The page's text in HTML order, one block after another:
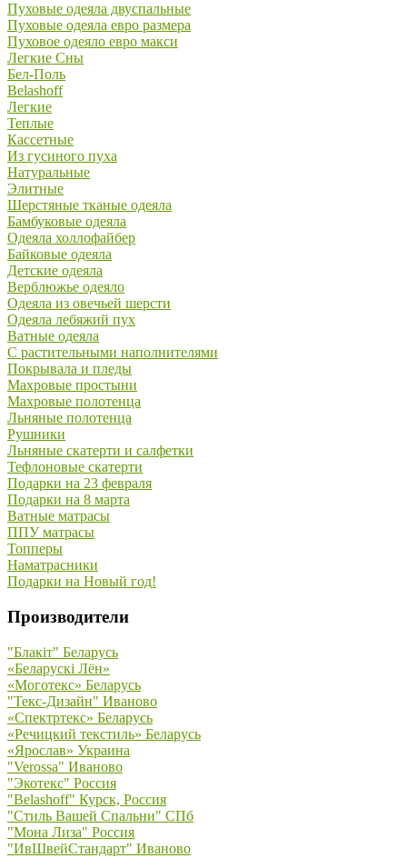
Пуховые одеяла двуспальные
Пуховые одеяла евро размера
Пуховое одеяло евро макси
Легкие Сны
Бел-Поль
Belashoff
Легкие
Теплые
Кассетные
Из гусиного пуха
Натуральные
Элитные
Шерстяные тканые одеяла
Бамбуковые одеяла
Одеяла холлофайбер
Байковые одеяла
Детские одеяла
Верблюжье одеяло
Одеяла из овечьей шерсти
Одеяла лебяжий пух
Ватные одеяла
С растительными наполнителями
Покрывала и пледы
Махровые простыни
Махровые полотенца
Льняные полотенца
Рушники
Льняные скатерти и салфетки
Тефлоновые скатерти
Подарки на 23 февраля
Подарки на 8 марта
Ватные матрасы
ППУ матрасы
Топперы
Наматрасники
Подарки на Новый год!
Производители
"Блакiт" Беларусь
«Беларускi Лён»
«Моготекс» Беларусь
"Текс-Дизайн" Иваново
«Спектртекс» Беларусь
«Речицкий текстиль» Беларусь
«Ярослав» Украина
"Verossa" Иваново
"Экотекс" Россия
"Belashoff" Курск, Россия
"Стиль Вашей Спальни" СПб
"Мона Лиза" Россия
"ИвШвейСтандарт" Иваново